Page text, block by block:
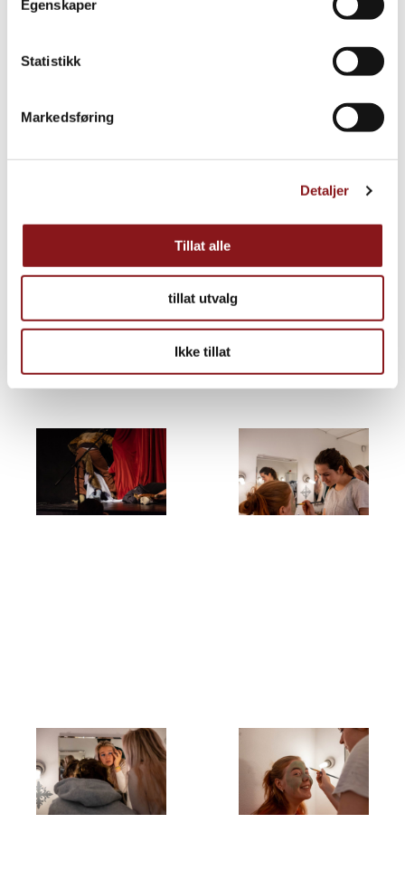
Egenskaper
Statistikk
Markedsføring
Detaljer
Tillat alle
tillat utvalg
Ikke tillat